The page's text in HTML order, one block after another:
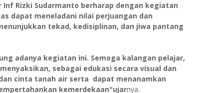
Inf Rizki Sudarmanto berharap dengan kegiatan
dapat meneladani nilai perjuangan dan
tekad, kedisiplinan, dan jiwa pantang
adanya kegiatan ini. Semoga kalangan pelajar,
sebagai edukasi secara visual dan
cinta tanah air serta dapat menanamkan
kemerdekaan"ujarnya.